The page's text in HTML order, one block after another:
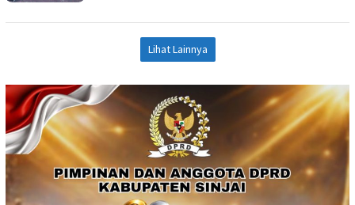
Lihat Lainnya